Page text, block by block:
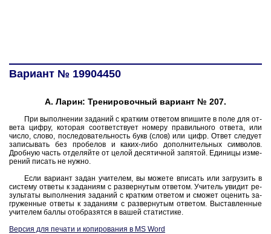
Вариант № 19904450
А. Ларин: Тренировочный вариант № 207.
При вы­пол­не­нии за­да­ний с крат­ким от­ве­том впи­ши­те в поле для от­
ве­та цифру, ко­то­рая со­от­вет­ству­ет но­ме­ру пра­виль­но­го от­ве­та, или
число, слово, по­сле­до­ва­тель­ность букв (слов) или цифр. Ответ сле­ду­ет
за­пи­сы­вать без про­бе­лов и каких-либо до­пол­ни­тель­ных сим­во­лов.
Дроб­ную часть от­де­ляй­те от целой де­ся­тич­ной за­пя­той. Еди­ни­цы из­ме­
ре­ний пи­сать не нужно.
Если ва­ри­ант задан учи­те­лем, вы мо­же­те впи­сать или за­гру­зить в
си­сте­му от­ве­ты к за­да­ни­ям с раз­вер­ну­тым от­ве­том. Учи­тель уви­дит ре­
зуль­та­ты вы­пол­не­ния за­да­ний с крат­ким от­ве­том и смо­жет оце­нить за­
гру­жен­ные от­ве­ты к за­да­ни­ям с раз­вер­ну­тым от­ве­том. Вы­став­лен­ные
учи­те­лем баллы отоб­ра­зят­ся в вашей ста­ти­сти­ке.
Версия для печати и копирования в MS Word